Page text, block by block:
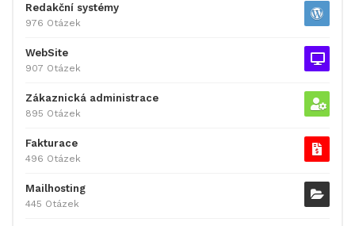
Redakční systémy
976 Otázek
WebSite
907 Otázek
Zákaznická administrace
895 Otázek
Fakturace
496 Otázek
Mailhosting
445 Otázek